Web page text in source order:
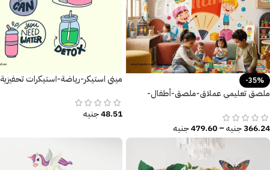
-35%
ملصق تعليمي عملاق-ملصق-أطفال-
366.24جنيه–
479.60جنيه
ميني استيكر-رياضة-استيكرات تحفيزية
48.51جنيه